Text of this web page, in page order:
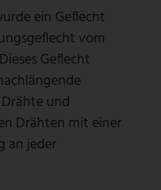
ein Geflecht
vom
Geflecht
und
Drähten mit einer
an jeder